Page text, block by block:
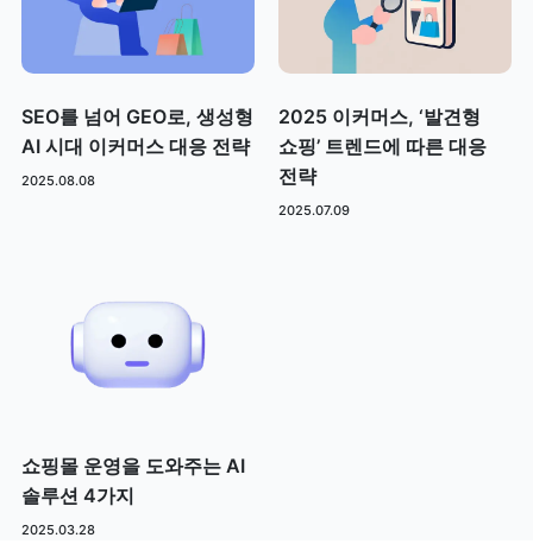
SEO를 넘어 GEO로, 생성형
AI 시대 이커머스 대응 전략
2025.08.08
2025 이커머스, ‘발견형
쇼핑’ 트렌드에 따른 대응
전략
2025.07.09
쇼핑몰 운영을 도와주는 AI
솔루션 4가지
2025.03.28